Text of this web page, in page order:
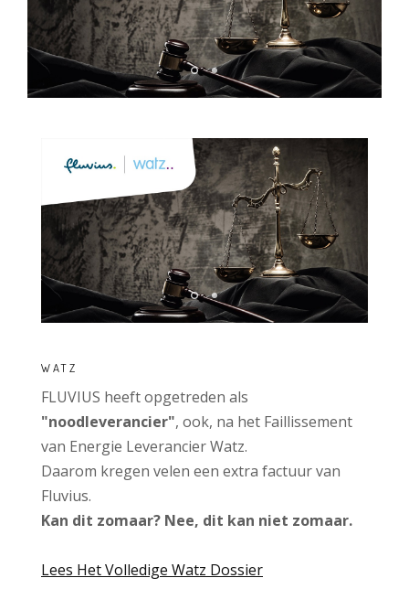
WATZ
FLUVIUS heeft opgetreden als
"noodleverancier", ook, na het Faillissement
van Energie Leverancier Watz.
Daarom kregen velen een extra factuur van
Fluvius.
Kan dit zomaar? Nee, dit kan niet zomaar.
Lees Het Volledige Watz Dossier